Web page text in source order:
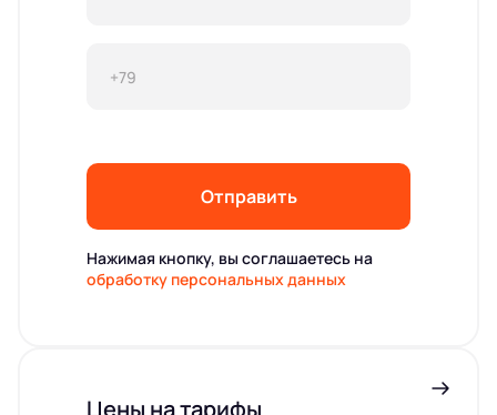
Отправить
Нажимая кнопку, вы соглашаетесь на
обработку персональных данных
Цены на тарифы